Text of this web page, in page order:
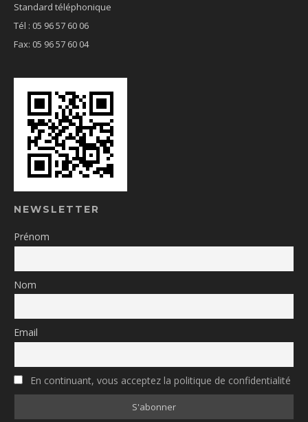
Standard téléphonique
Tél : 05 96 57 60 06
Fax: 05 96 57 60 04
NEWSLETTER
Prénom
Nom
Email
En continuant, vous acceptez la politique de confidentialité